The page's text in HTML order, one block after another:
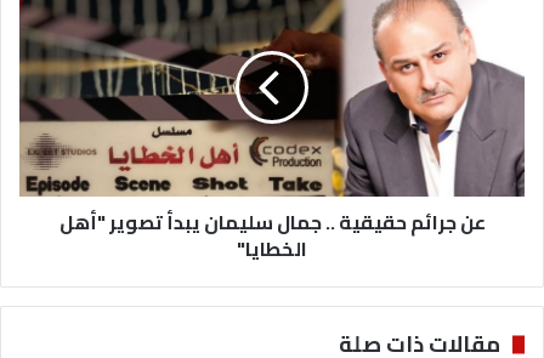
يبدأ
تصوير
"أهل
الخطايا"عن جرائم حقيقية .. جمال سليمان يبدأ تصوير "أهل
الخطايا"
مقالات ذات صلة